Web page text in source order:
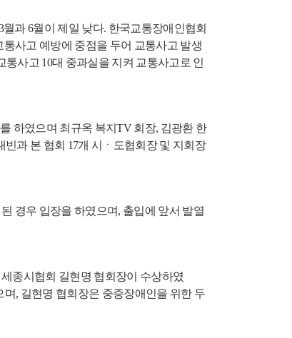
월과6월이 제일 낮다. 한국교통장애인협회
사고 예방에 중점을 두어 교통사고 발생
통사고 10대 중과실을 지켜 교통사고로 인
하였으며 최규옥 복지TV회장, 김광환 한
빈과 본 협회 17개 시 ㆍ 도협회장 및 지회장
경우 입장을 하였으며, 출입에 앞서 발열
종시협회 길현명 협회장이 수상하였
며, 길현명 협회장은 중증장애인을 위한 두